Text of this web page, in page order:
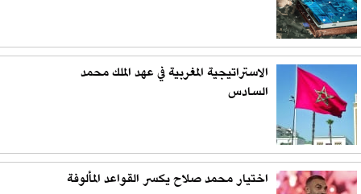
الاستراتيجية المغربية في عهد الملك محمد
السادس
اختيار محمد صلاح يكسر القواعد المألوفة